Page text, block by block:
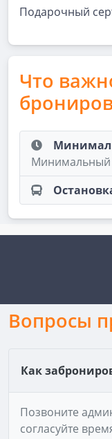
Подарочный
Что
Минимальный
Вопросы
Как
Позвоните
согласуйте